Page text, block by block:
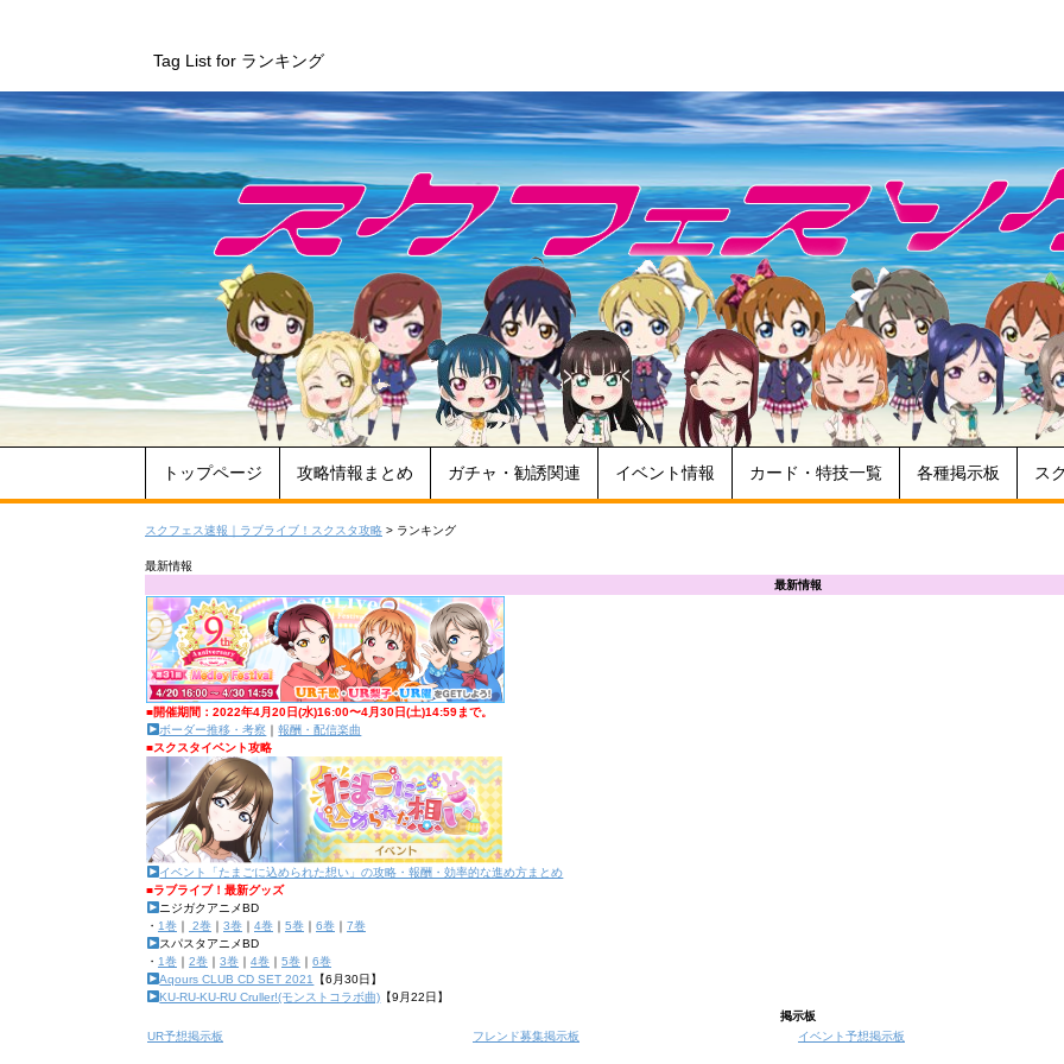
Tag List for ランキング
トップページ 攻略情報まとめ ガチャ・勧誘関連 イベント情報 カード・特技一覧 各種掲示板 ス
スクフェス速報｜ラブライブ！スクスタ攻略 > ランキング
最新情報
最新情報
■開催期間：2022年4月20日(水)16:00〜4月30日(土)14:59まで。
ボーダー推移・考察 ｜報酬・配信楽曲
■スクスタイベント攻略
イベント「たまごに込められた想い」の攻略・報酬・効率的な進め方まとめ
■ラブライブ！最新グッズ
ニジガクアニメBD
・ 1巻 2巻 3巻 4巻 5巻 6巻
7巻
スパスタアニメBD
・ 1巻 2巻 3巻 4巻 5巻
6巻
Aqours CLUB CD SET 2021
【6月30日】
KU-RU-KU-RU Cruller!(モンストコラボ曲) 【9月22日】
掲示板
UR予想掲示板
フレンド募集掲示板 イベント予想掲示板